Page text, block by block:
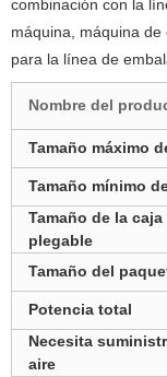
combinación con la
máquina, máquina
para la línea de
Nombre del
Tamaño máximo
Tamaño mínimo
Tamaño de la caja
plegable
Tamaño del
Potencia total
Necesita
aire